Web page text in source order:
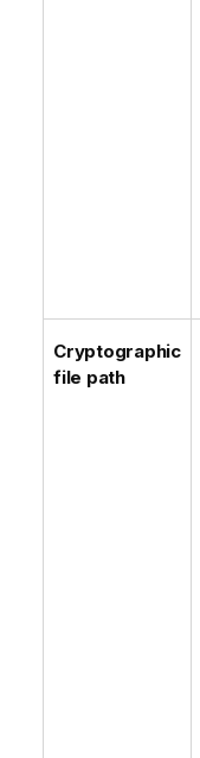
Cryptographic
file path